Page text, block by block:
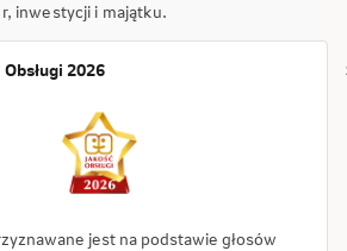
inwestycji i majątku.
2026
jest na podstawie głosów